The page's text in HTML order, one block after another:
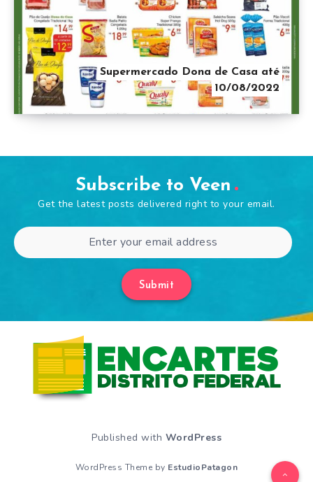
Supermercado Dona de Casa até
10/08/2022
Subscribe to Veen
Get the latest posts delivered right to your email.
Submit
Published with WordPress
WordPress Theme by EstudioPatagon